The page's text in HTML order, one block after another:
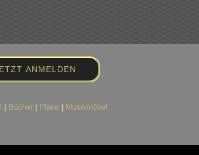
Bücher Pläne Musikmöbel